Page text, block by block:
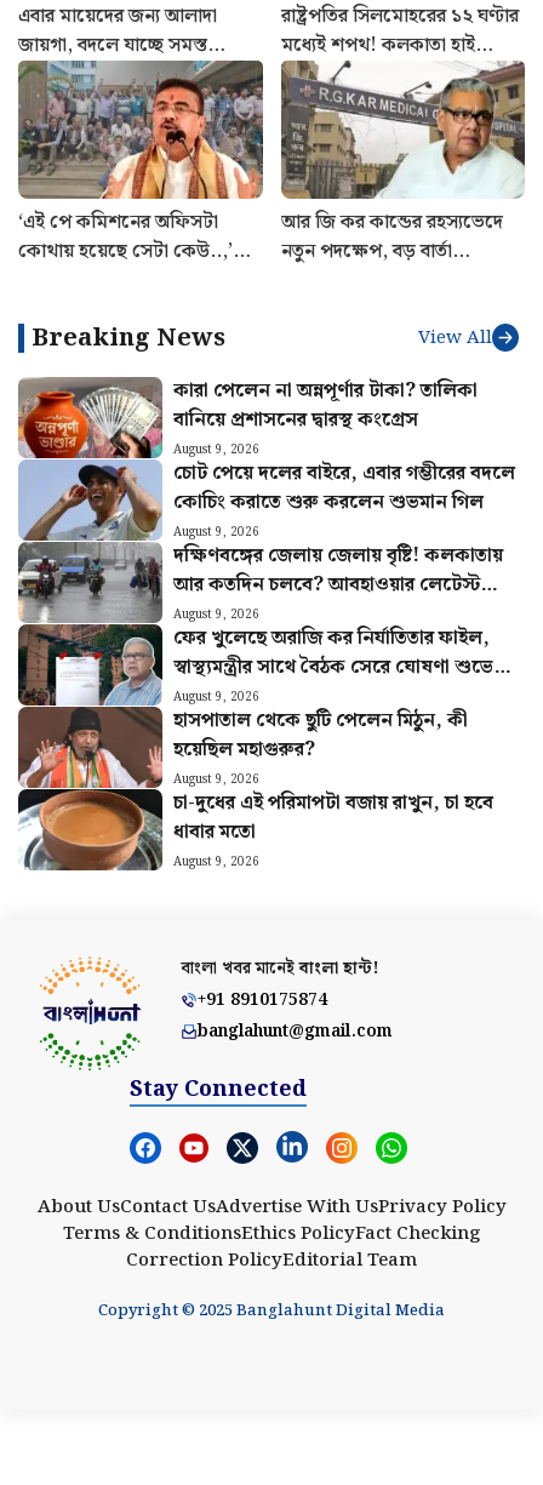
এবার মায়েদের জন্য আলাদা
জায়গা, বদলে যাচ্ছে সমস্ত
বাসস্টপ, যাত্রী পরিষেবার আর কী
কী পরিবর্তন?
রাষ্ট্রপতির সিলমোহরের ১২ ঘণ্টার
মধ্যেই শপথ! কলকাতা হাই
কোর্টে নজিরবিহীন ঘটনা
‘এই পে কমিশনের অফিসটা
কোথায় হয়েছে সেটা কেউ..,’
আর জি কর কান্ডের রহস্যভেদে
নতুন পদক্ষেপ, বড় বার্তা
Breaking News View All
কারা পেলেন না অন্নপূর্ণার টাকা? তালিকা
বানিয়ে প্রশাসনের দ্বারস্থ কংগ্রেস
August 9, 2026
চোট পেয়ে দলের বাইরে, এবার গম্ভীরের বদলে
কোচিং করাতে শুরু করলেন শুভমান গিল
August 9, 2026
দক্ষিণবঙ্গের জেলায় জেলায় বৃষ্টি! কলকাতায়
আর কতদিন চলবে? আবহাওয়ার লেটেস্ট
আপডেট
August 9, 2026
ফের খুলেছে অরাজি কর নির্যাতিতার ফাইল,
স্বাস্থ্যমন্ত্রীর সাথে বৈঠক সেরে ঘোষণা শুভেন্দু
অধিকারীর
August 9, 2026
হাসপাতাল থেকে ছুটি পেলেন মিঠুন, কী
হয়েছিল মহাগুরুর?
August 9, 2026
চা-দুধের এই পরিমাপটা বজায় রাখুন, চা হবে
ধাবার মতো
August 9, 2026
বাংলা খবর মানেইবাংলা হান্ট!
+91 8910175874
banglahunt@gmail.com
Stay Connected
About UsContact UsAdvertise With UsPrivacy Policy
Terms & ConditionsEthics PolicyFact Checking
Correction PolicyEditorial Team
Copyright © 2025 Banglahunt Digital Media